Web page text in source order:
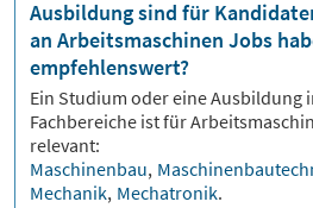
Ausbildung sind für
an Arbeitsmaschinen Jobs
empfehlenswert?
Ein Studium oder eine Ausbildung
Fachbereiche ist für
relevant:
Maschinenbau,
Mechanik, Mechatronik.